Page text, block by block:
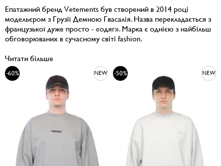
Епатажний бренд Vetements був створений в 2014 році
модельєром з Грузії Демною Гвасалія. Назва перекладається з
французької дуже просто - «одяг». Марка є однією з найбільш
обговорюваних в сучасному світі fashion.
Читати більше
-60% NEW -50% NEW